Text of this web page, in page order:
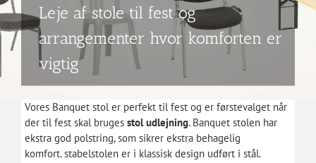
Leje af stole til fest og
arrangementer hvor komforten er
vigtig
Vores Banquet stol er perfekt til fest og er førstevalget når
der til fest skal bruges stol udlejning. Banquet stolen har
ekstra god polstring, som sikrer ekstra behagelig
komfort. stabelstolen er i klassisk design udført i stål.